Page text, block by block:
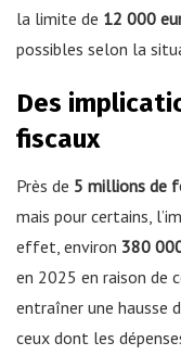
la limite de 12 000
possibles selon la
Des
fiscaux
Près de 5 millions de
mais pour certains,
effet, environ 380
en 2025 en raison de
entraîner une hausse
ceux dont les